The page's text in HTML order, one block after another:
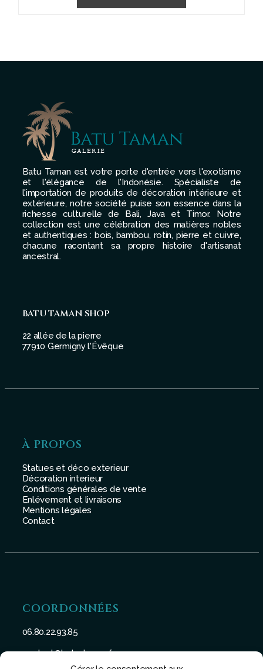
Batu Taman est votre porte d'entrée vers l'exotisme
et l'élégance de l'Indonésie. Spécialiste de
l'importation de produits de décoration intérieure et
extérieure, notre société puise son essence dans la
richesse culturelle de Bali, Java et Timor. Notre
collection est une célébration des matières nobles
et authentiques : bois, bambou, rotin, pierre et cuivre,
chacune racontant sa propre histoire d'artisanat
ancestral.
BATU TAMAN SHOP
22 allée de la pierre
77910 Germigny l'Évêque
À PROPOS
Statues et déco exterieur
Décoration interieur
Conditions générales de vente
Enlévement et livraisons
Mentions légales
Contact
COORDONNÉES
06.80.22.93.85
contact@batu-taman.fr